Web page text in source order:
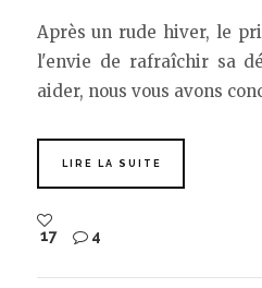
Après un rude hiver, le
l'envie de rafraîchir sa
aider, nous vous avons
LIRE LA SUITE
17 4